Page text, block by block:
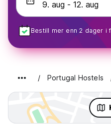
Bestill mer enn 2 dager i
Portugal Hostels